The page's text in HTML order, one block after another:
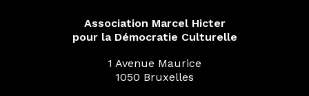
Association Marcel Hicter
pour la Démocratie Culturelle
1 Avenue Maurice
1050 Bruxelles